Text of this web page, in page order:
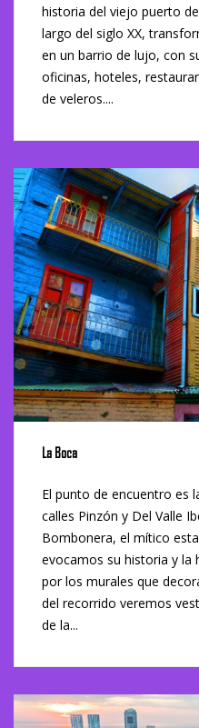
historia del viejo puerto
largo del siglo XX,
en un barrio de lujo, con
oficinas, hoteles,
de veleros....
La Boca
El punto de encuentro es
calles Pinzón y Del Valle
Bombonera, el mítico
evocamos su historia y la
por los murales que
del recorrido veremos
de la...